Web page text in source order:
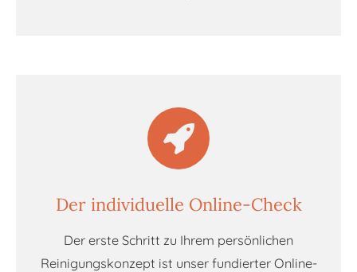
Der individuelle Online-Check
Der erste Schritt zu Ihrem persönlichen
Reinigungskonzept ist unser fundierter Online-